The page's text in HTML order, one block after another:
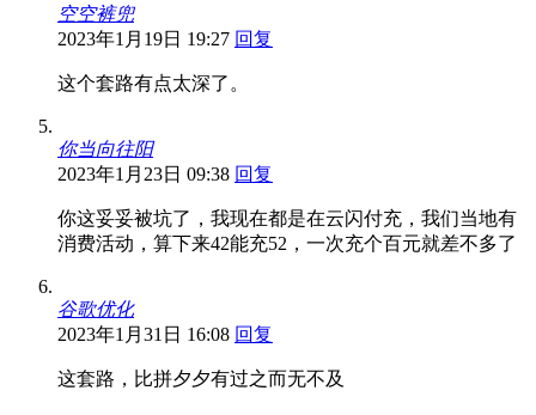
空空裤兜
2023年1月19日 19:27 回复
这个套路有点太深了。
你当向往阳
2023年1月23日 09:38 回复
你这妥妥被坑了，我现在都是在云闪付充，我们当地有
消费活动，算下来42能充52，一次充个百元就差不多了
谷歌优化
2023年1月31日 16:08 回复
这套路，比拼夕夕有过之而无不及